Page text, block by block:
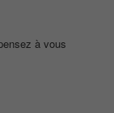
à vous